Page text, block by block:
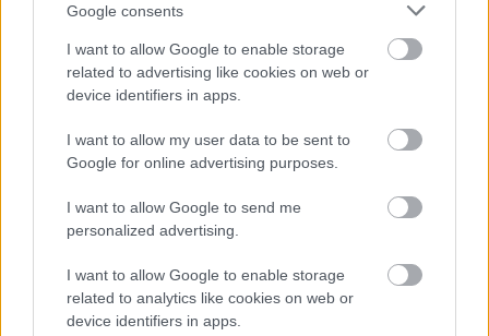
Google consents
I want to allow Google to enable storage
related to advertising like cookies on web or
device identifiers in apps.
I want to allow my user data to be sent to
Google for online advertising purposes.
I want to allow Google to send me
personalized advertising.
I want to allow Google to enable storage
related to analytics like cookies on web or
device identifiers in apps.
barátjává teszi meg. A színész hatalmas
aranyszínű cipőjében egyik pillanatban
keserűségbe, a következőben humorba
hajlón meséli el, ahogy a kitüntetésének
napján karjában halt meg a bátor férfi. Tóth
Krisztina más módszert választ, és a
Művész
és családja című festményből emeli ki a festőt,
akit felesége és gyereke egy megcsalást
követően hagy el. A magányba és őrületbe
részesei lehetünk őszinte vallomásának is,
miszerint a tükörbe nézve a családja nélkül
nem lát semmit.